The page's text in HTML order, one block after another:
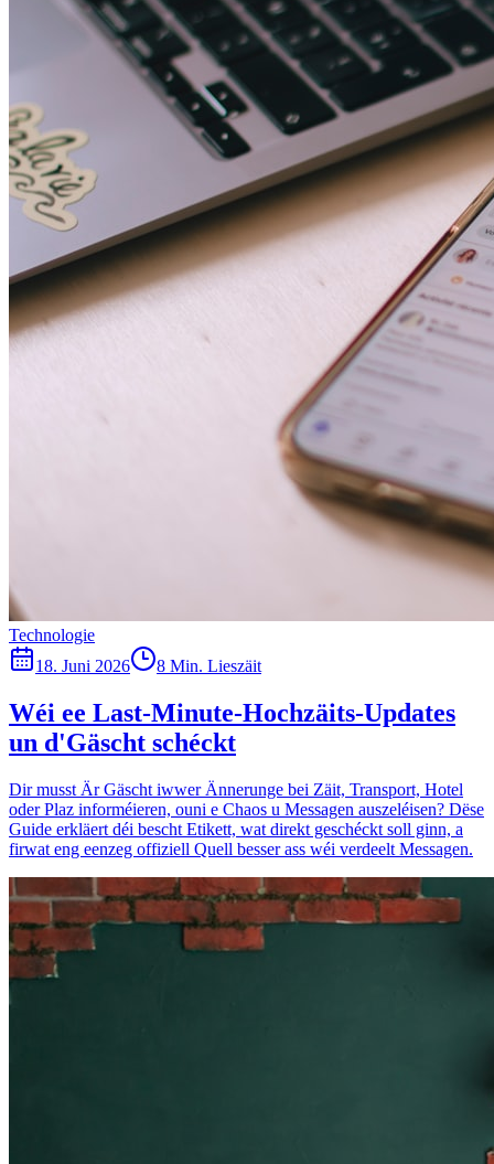
Technologie
18. Juni 2026
8 Min. Lieszäit
Wéi ee Last-Minute-Hochzäits-Updates
un d'Gäscht schéckt
Dir musst Är Gäscht iwwer Ännerunge bei Zäit, Transport, Hotel
oder Plaz informéieren, ouni e Chaos u Messagen auszeléisen? Dëse
Guide erkläert déi bescht Etikett, wat direkt geschéckt soll ginn, a
firwat eng eenzeg offiziell Quell besser ass wéi verdeelt Messagen.